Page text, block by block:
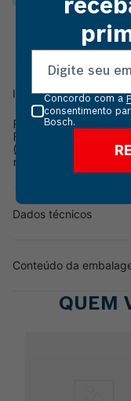
Informações do
Realize o processo
Pedra para
(Modelo 911). Ideal
rebites e oxidação.
Dados técnicos
Conteúdo da
QUEM
Concordo com a
consentimento
Bosch.